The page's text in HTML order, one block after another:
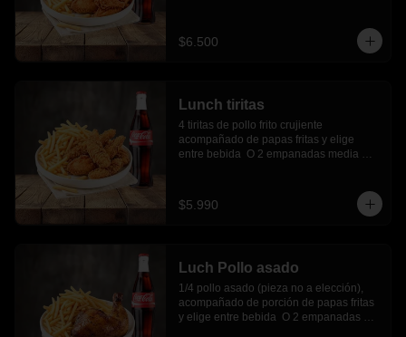
$6.500
Lunch tiritas
4 tiritas de pollo frito crujiente
acompañado de papas fritas y elige
entre bebida  O 2 empanadas media
$5.990
Luch Pollo asado
1/4 pollo asado (pieza no a elección),
acompañado de porción de papas fritas
y elige entre bebida  O 2 empanadas